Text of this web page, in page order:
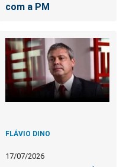
com a PM
FLÁVIO DINO
17/07/2026